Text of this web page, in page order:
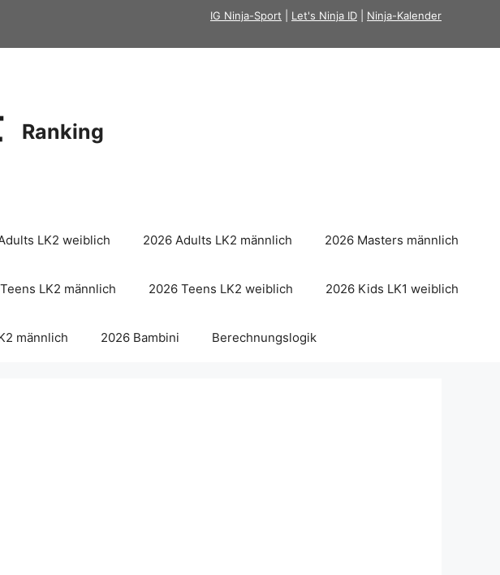
IG Ninja-Sport Let's Ninja ID Ninja-Kalender
Ranking
LK2 weiblich 2026 Adults LK2 männlich 2026 Masters männlich
LK2 männlich 2026 Teens LK2 weiblich 2026 Kids LK1 weiblich
männlich 2026 Bambini Berechnungslogik